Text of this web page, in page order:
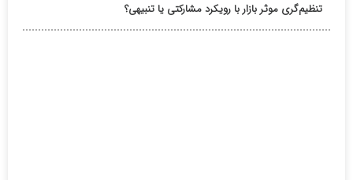
تنظیم‌گری موثر بازار با رویکرد مشارکتی یا تنبیهی؟